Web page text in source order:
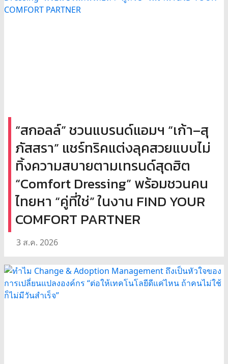
“สกอลล์” ชวนแบรนด์แอมฯ “เก้า–สุ
ภัสสรา” แชร์ทริคแต่งลุคสวยแบบไม่
ทิ้งความสบายตามเทรนด์สุดฮิต
“Comfort Dressing” พร้อมชวนคน
ไทยหา “คู่ที่ใช่” ในงาน FIND YOUR
COMFORT PARTNER
3 ส.ค. 2026